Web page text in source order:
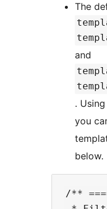
The
and
.
you
below.
/**